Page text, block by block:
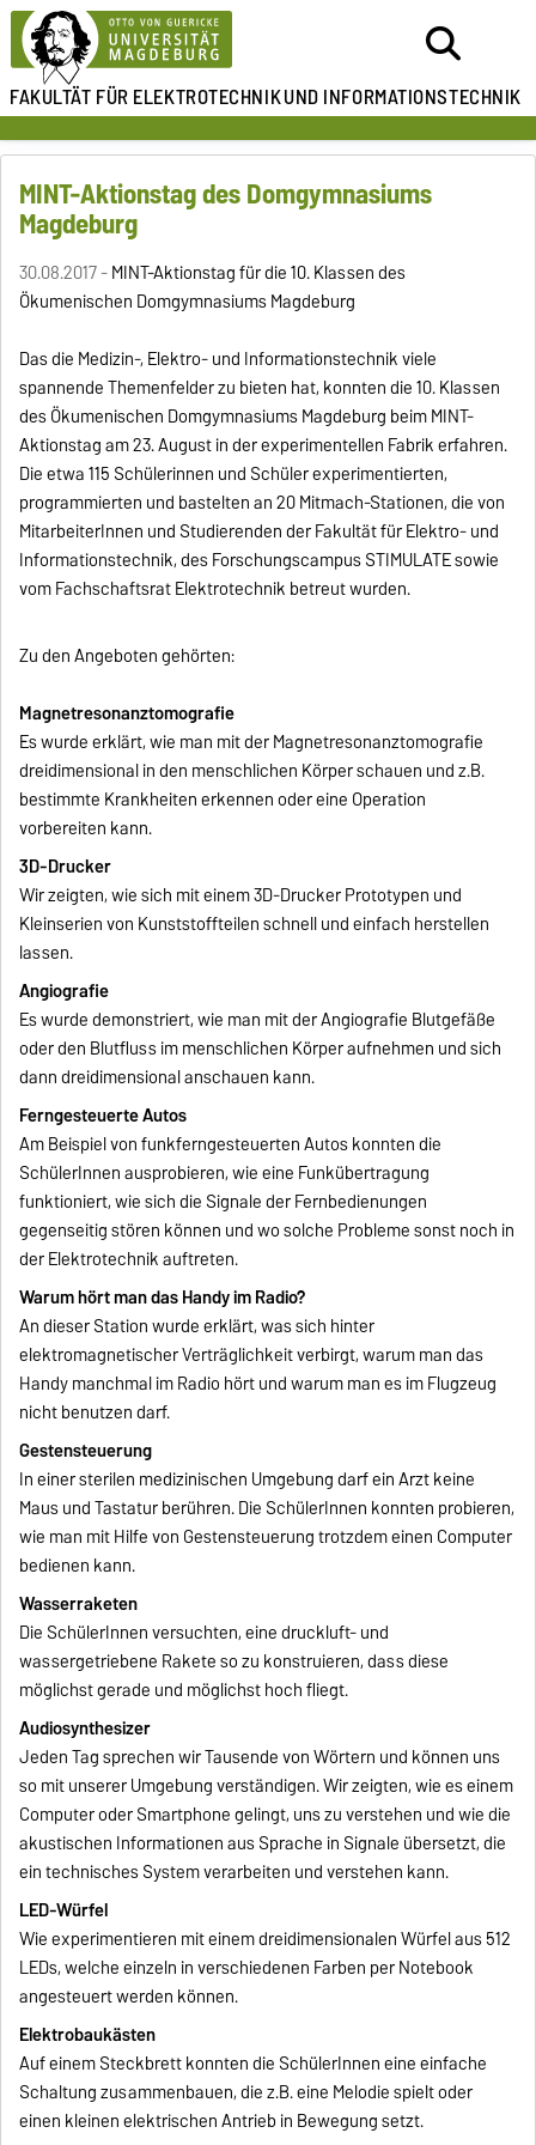
FAKULTÄT FÜR ELEKTROTECHNIKUND INFORMATIONSTECHNIK
MINT-Aktionstag des Domgymnasiums
Magdeburg
30.08.2017 -MINT-Aktionstag für die 10. Klassen des
Ökumenischen Domgymnasiums Magdeburg
Das die Medizin-, Elektro- und Informationstechnik viele
spannende Themenfelder zu bieten hat, konnten die 10. Klassen
des Ökumenischen Domgymnasiums Magdeburg beim MINT-
Aktionstag am 23. August in der experimentellen Fabrik erfahren.
Die etwa 115 Schülerinnen und Schüler experimentierten,
programmierten und bastelten an 20 Mitmach-Stationen, die von
MitarbeiterInnen und Studierenden der Fakultät für Elektro- und
Informationstechnik, des Forschungscampus STIMULATE sowie
vom Fachschaftsrat Elektrotechnik betreut wurden.
Zu den Angeboten gehörten:
Magnetresonanztomografie
Es wurde erklärt, wie man mit der Magnetresonanztomografie
dreidimensional in den menschlichen Körper schauen und z.B.
bestimmte Krankheiten erkennen oder eine Operation
vorbereiten kann.
3D-Drucker
Wir zeigten, wie sich mit einem 3D-Drucker Prototypen und
Kleinserien von Kunststoffteilen schnell und einfach herstellen
lassen.
Angiografie
Es wurde demonstriert, wie man mit der Angiografie Blutgefäße
oder den Blutfluss im menschlichen Körper aufnehmen und sich
dann dreidimensional anschauen kann.
Ferngesteuerte Autos
Am Beispiel von funkferngesteuerten Autos konnten die
SchülerInnen ausprobieren, wie eine Funkübertragung
funktioniert, wie sich die Signale der Fernbedienungen
gegenseitig stören können und wo solche Probleme sonst noch in
der Elektrotechnik auftreten.
Warum hört man das Handy im Radio?
An dieser Station wurde erklärt, was sich hinter
elektromagnetischer Verträglichkeit verbirgt, warum man das
Handy manchmal im Radio hört und warum man es im Flugzeug
nicht benutzen darf.
Gestensteuerung
In einer sterilen medizinischen Umgebung darf ein Arzt keine
Maus und Tastatur berühren. Die SchülerInnen konnten probieren,
wie man mit Hilfe von Gestensteuerung trotzdem einen Computer
bedienen kann.
Wasserraketen
Die SchülerInnen versuchten, eine druckluft- und
wassergetriebene Rakete so zu konstruieren, dass diese
möglichst gerade und möglichst hoch fliegt.
Audiosynthesizer
Jeden Tag sprechen wir Tausende von Wörtern und können uns
so mit unserer Umgebung verständigen. Wir zeigten, wie es einem
Computer oder Smartphone gelingt, uns zu verstehen und wie die
akustischen Informationen aus Sprache in Signale übersetzt, die
ein technisches System verarbeiten und verstehen kann.
LED-Würfel
Wie experimentieren mit einem dreidimensionalen Würfel aus 512
LEDs, welche einzeln in verschiedenen Farben per Notebook
angesteuert werden können.
Elektrobaukästen
Auf einem Steckbrett konnten die SchülerInnen eine einfache
Schaltung zusammenbauen, die z.B. eine Melodie spielt oder
einen kleinen elektrischen Antrieb in Bewegung setzt.